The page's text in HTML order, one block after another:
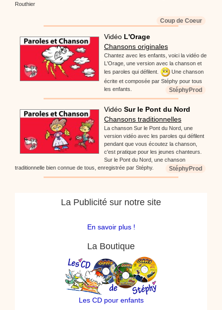
Routhier
Coup de Coeur
Vidéo L'Orage
Chansons originales
Chantez avec les enfants, voici la vidéo de
L'Orage, une version avec la chanson et
les paroles qui défilent.
Une chanson
écrite et composée par Stéphy pour tous
les enfants.
StéphyProd
Vidéo Sur le Pont du Nord
Chansons traditionnelles
La chanson Sur le Pont du Nord, une
version vidéo avec les paroles qui défilent
pendant que vous écoutez la chanson,
c'est pratique pour les jeunes chanteurs.
Sur le Pont du Nord, une chanson
traditionnelle bien connue de tous, enregistrée par Stéphy.
StéphyProd
La Publicité sur notre site
En savoir plus !
La Boutique
Les CD pour enfants